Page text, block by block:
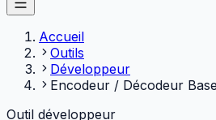
Accueil
Outils
Développeur
Encodeur / Décodeur
Outil développeur